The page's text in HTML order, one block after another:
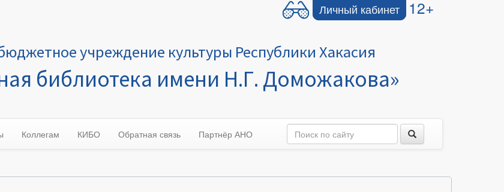
Личный кабинет 12+
учреждение культуры Республики Хакасия
библиотека имени Н.Г. Доможакова»
Коллегам КИБО Обратная связь Партнёр АНО